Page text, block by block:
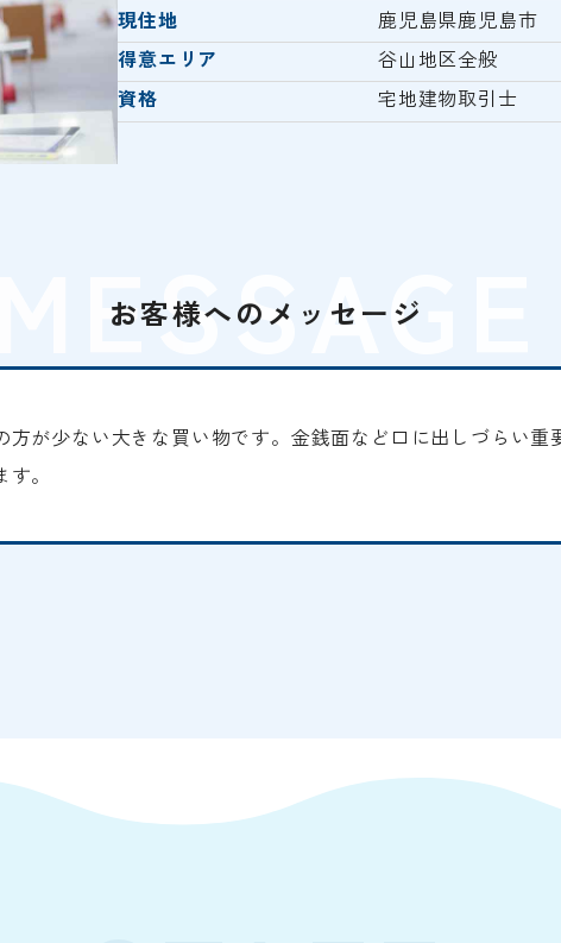
現住地
鹿児島県鹿児島市
得意エリア
谷山地区全般
資格
宅地建物取引士
お客様へのメッセージ
が少ない大きな買い物です。金銭面など口に出しづらい重
。